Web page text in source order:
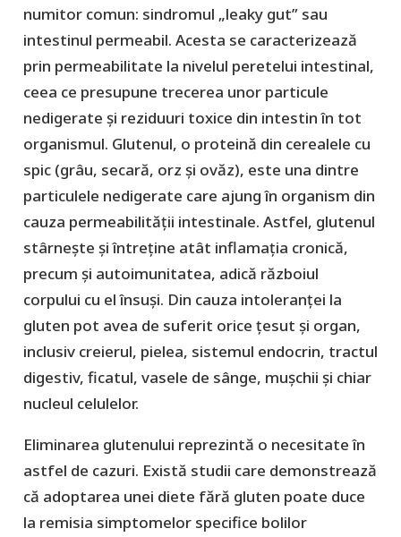
numitor comun: sindromul „leaky gut” sau
intestinul permeabil. Acesta se caracterizează
prin permeabilitate la nivelul peretelui intestinal,
ceea ce presupune trecerea unor particule
nedigerate și reziduuri toxice din intestin în tot
organismul. Glutenul, o proteină din cerealele cu
spic (grâu, secară, orz și ovăz), este una dintre
particulele nedigerate care ajung în organism din
cauza permeabilității intestinale. Astfel, glutenul
stârnește și întreține atât inflamația cronică,
precum și autoimunitatea, adică războiul
corpului cu el însuși. Din cauza intoleranței la
gluten pot avea de suferit orice țesut și organ,
inclusiv creierul, pielea, sistemul endocrin, tractul
digestiv, ficatul, vasele de sânge, mușchii și chiar
nucleul celulelor.
Eliminarea glutenului reprezintă o necesitate în
astfel de cazuri. Există studii care demonstrează
că adoptarea unei diete fără gluten poate duce
la remisia simptomelor specifice bolilor